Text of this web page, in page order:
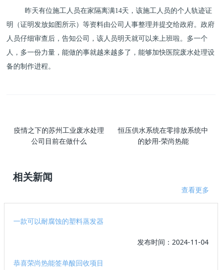
昨天有位施工人员在家隔离满14天，该施工人员的个人轨迹证
明（证明发放如图所示）等资料由公司人事整理并提交给政府。政府
人员仔细审查后，告知公司，该人员明天就可以来上班啦。多一个
人，多一份力量，能做的事就越来越多了，能够加快医院废水处理设
备的制作进程。
疫情之下的苏州工业废水处理
公司目前在做什么
恒压供水系统在零排放系统中
的妙用-荣尚热能
相关新闻
查看更多
一款可以耐腐蚀的塑料蒸发器
发布时间：2024-11-04
恭喜荣尚热能签单酸回收项目